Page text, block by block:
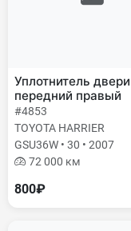
Уплотнитель двери
передний правый
#4853
TOYOTA HARRIER
GSU36W • 30 • 2007
72 000 км
800₽